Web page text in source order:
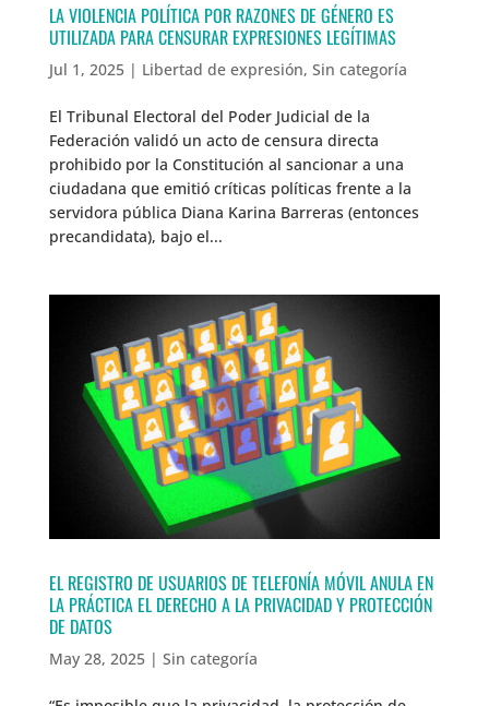
LA VIOLENCIA POLÍTICA POR RAZONES DE GÉNERO ES
UTILIZADA PARA CENSURAR EXPRESIONES LEGÍTIMAS
Jul 1, 2025| Libertad de expresión, Sin categoría
El Tribunal Electoral del Poder Judicial de la
Federación validó un acto de censura directa
prohibido por la Constitución al sancionar a una
ciudadana que emitió críticas políticas frente a la
servidora pública Diana Karina Barreras (entonces
precandidata), bajo el...
EL REGISTRO DE USUARIOS DE TELEFONÍA MÓVIL ANULA EN
LA PRÁCTICA EL DERECHO A LA PRIVACIDAD Y PROTECCIÓN
DE DATOS
May 28, 2025| Sin categoría